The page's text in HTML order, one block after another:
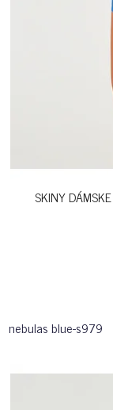
SKINY
nebulas blue-s979